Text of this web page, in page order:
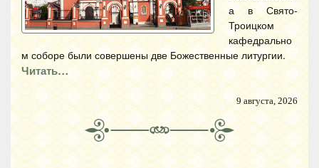
а в Свято-
Троицком
кафедрально
м соборе были совершены две Божественные литургии.
Читать…
9 августа, 2026